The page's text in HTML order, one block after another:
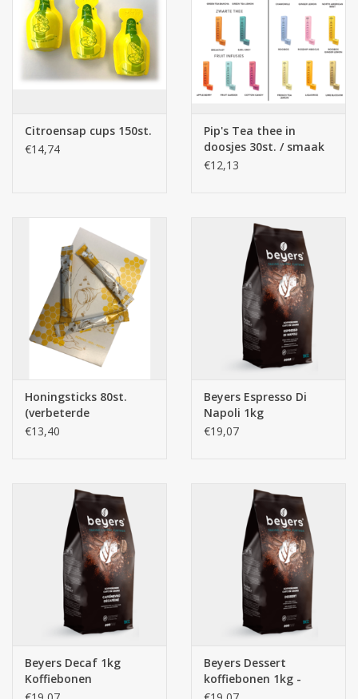
Citroensap cups 150st.
€14,74
Pip's Tea thee in
doosjes 30st. / smaak
€12,13
Honingsticks 80st.
(verbeterde
verpakking)
€13,40
Beyers Espresso Di
Napoli 1kg
Koffiebonen
€19,07
Beyers Decaf 1kg
Koffiebonen
Beyers Dessert
koffiebonen 1kg -
100% Arabica